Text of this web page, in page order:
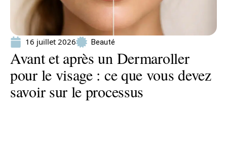
16 juillet 2026 Beauté
Avant et après un Dermaroller
pour le visage : ce que vous devez
savoir sur le processus